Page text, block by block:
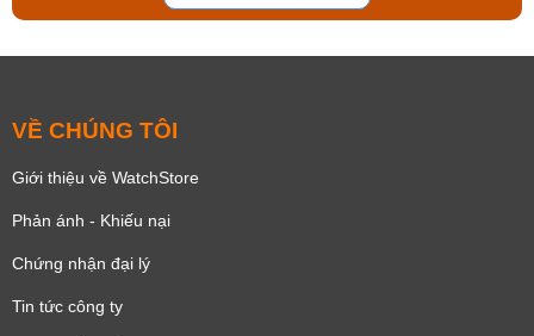
VỀ CHÚNG TÔI
Giới thiệu về WatchStore
Phản ánh - Khiếu nại
Chứng nhận đại lý
Tin tức công ty